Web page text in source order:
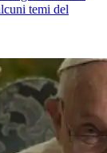
temi del